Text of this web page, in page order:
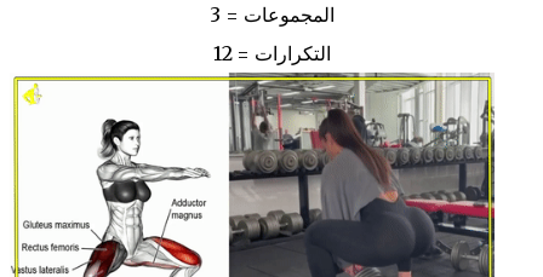
المجموعات = 3
التكرارات = 12